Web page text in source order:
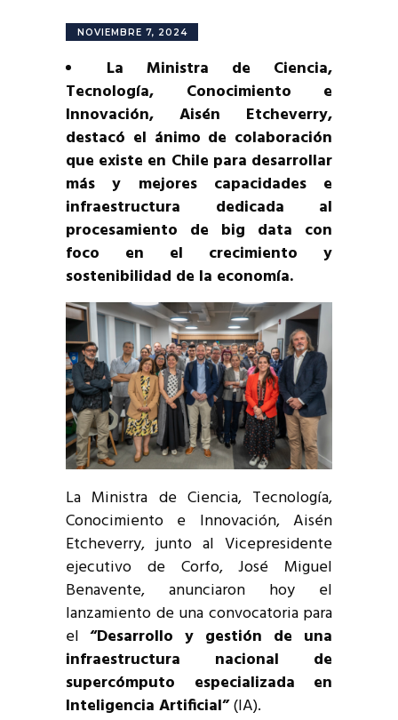
NOVIEMBRE 7, 2024
La Ministra de Ciencia,
Tecnología, Conocimiento e
Innovación, Aisén Etcheverry,
destacó el ánimo de colaboración
que existe en Chile para desarrollar
más y mejores capacidades e
infraestructura dedicada al
procesamiento de big data con
foco en el crecimiento y
sostenibilidad de la economía.
La Ministra de Ciencia, Tecnología,
Conocimiento e Innovación, Aisén
Etcheverry, junto al Vicepresidente
ejecutivo de Corfo, José Miguel
Benavente, anunciaron hoy el
lanzamiento de una convocatoria para
el “Desarrollo y gestión de una
infraestructura nacional de
supercómputo especializada en
Inteligencia Artificial”(IA).